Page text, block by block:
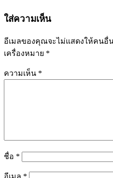
ใส่ความเห็น
อีเมลของคุณจะไม่แสดงให้คนอื่
เครื่องหมาย *
ความเห็น *
ชื่อ *
อีเมล *